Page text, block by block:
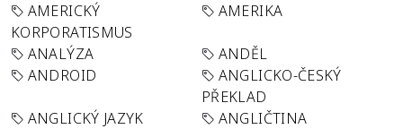
AMERICKÝ
KORPORATISMUS
AMERIKA
ANALÝZA
ANDĚL
ANDROID
ANGLICKO-ČESKÝ
PŘEKLAD
ANGLICKÝ JAZYK
ANGLIČTINA